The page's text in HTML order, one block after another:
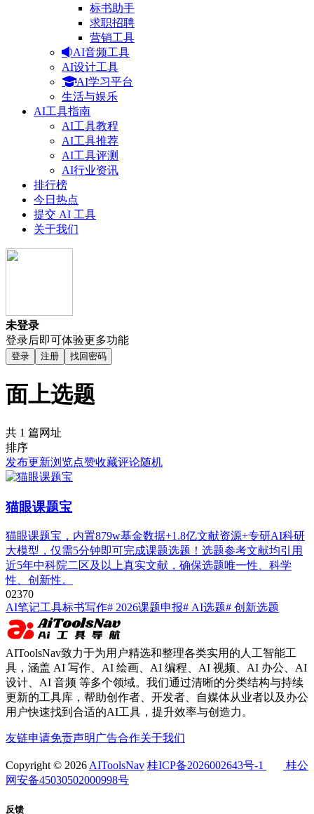
标书助手
求职招聘
营销工具
AI音频工具
AI设计工具
AI学习平台
生活与娱乐
AI工具指南
AI工具教程
AI工具推荐
AI工具评测
AI行业资讯
排行榜
今日热点
提交 AI 工具
关于我们
未登录
登录后即可体验更多功能
登录 注册 找回密码
面上选题
共 1 篇网址
排序
发布更新浏览点赞收藏评论随机
猫眼课题宝
猫眼课题宝，内置879w基金数据+1.8亿文献资源+专研AI科研
大模型，仅需5分钟即可完成课题选题！选题参考文献均引用
近5年中科院二区及以上真实文献，确保选题唯一性、科学
性、创新性。
02370
AI笔记工具标书写作# 2026课题申报# AI选题# 创新选题
AIToolsNav致力于为用户精选和整理各类实用的人工智能工
具，涵盖 AI 写作、AI 绘画、AI 编程、AI 视频、AI 办公、AI
设计、AI 音频 等多个领域。我们通过清晰的分类结构与持续
更新的工具库，帮助创作者、开发者、自媒体从业者以及办公
用户快速找到合适的AI工具，提升效率与创造力。
友链申请免责声明 广告合作关于我们
Copyright © 2026 AIToolsNav 桂ICP备2026002643号-1
桂公
网安备45030502000998号
反馈